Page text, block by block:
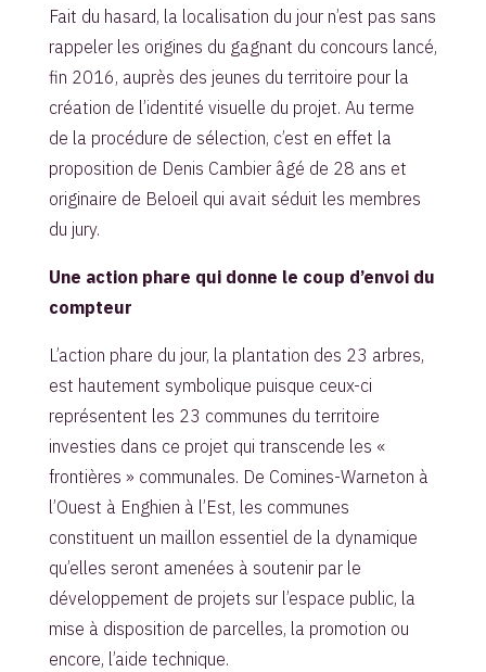
Fait du hasard, la localisation du jour n’est pas sans
rappeler les origines du gagnant du concours lancé,
fin 2016, auprès des jeunes du territoire pour la
création de l’identité visuelle du projet. Au terme
de la procédure de sélection, c’est en effet la
proposition de Denis Cambier âgé de 28 ans et
originaire de Beloeil qui avait séduit les membres
du jury.
Une action phare qui donne le coup d’envoi du
compteur
L’action phare du jour, la plantation des 23 arbres,
est hautement symbolique puisque ceux-ci
représentent les 23 communes du territoire
investies dans ce projet qui transcende les «
frontières » communales. De Comines-Warneton à
l’Ouest à Enghien à l’Est, les communes
constituent un maillon essentiel de la dynamique
qu’elles seront amenées à soutenir par le
développement de projets sur l’espace public, la
mise à disposition de parcelles, la promotion ou
encore, l’aide technique.